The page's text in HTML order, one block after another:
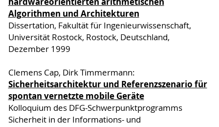
Algorithmen und Architekturen
Dissertation, Fakultät für Ingenieurwissenschaft,
Universität Rostock, Rostock, Deutschland,
Dezember 1999
Clemens Cap, Dirk Timmermann:
Sicherheitsarchitektur und Referenzszenario für
spontan vernetzte mobile Geräte
Kolloquium des DFG-Schwerpunktprogramms
Sicherheit in der Informations- und